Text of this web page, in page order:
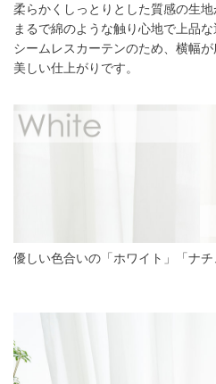
201～
260
9,130円 18,260円
2倍ヒダ
柔らかくしっとりとした質感の生地
まるで綿のような触り心地で上品な
シームレスカーテンのため、横幅が
美しい仕上がりです。
優しい色合いの「ホワイト」「ナ